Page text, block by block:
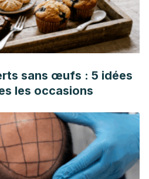
sans œufs : 5 idées
les occasions